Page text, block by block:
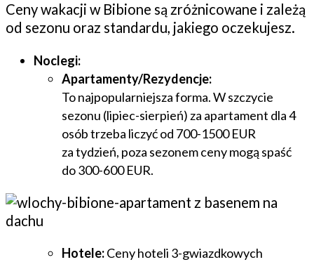
Ceny wakacji w Bibione są zróżnicowane i zależą
od sezonu oraz standardu, jakiego oczekujesz.
Noclegi:
Apartamenty/Rezydencje:
To najpopularniejsza forma. W szczycie
sezonu (lipiec-sierpień) za apartament dla 4
osób trzeba liczyć od 700-1500 EUR
za tydzień, poza sezonem ceny mogą spaść
do 300-600 EUR.
Hotele:Ceny hoteli 3-gwiazdkowych